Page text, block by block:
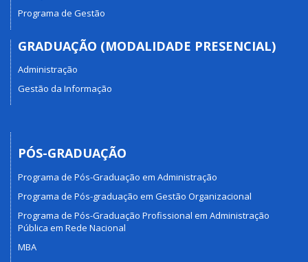
Programa de Gestão
GRADUAÇÃO (MODALIDADE PRESENCIAL)
Administração
Gestão da Informação
PÓS-GRADUAÇÃO
Programa de Pós-Graduação em Administração
Programa de Pós-graduação em Gestão Organizacional
Programa de Pós-Graduação Profissional em Administração
Pública em Rede Nacional
MBA